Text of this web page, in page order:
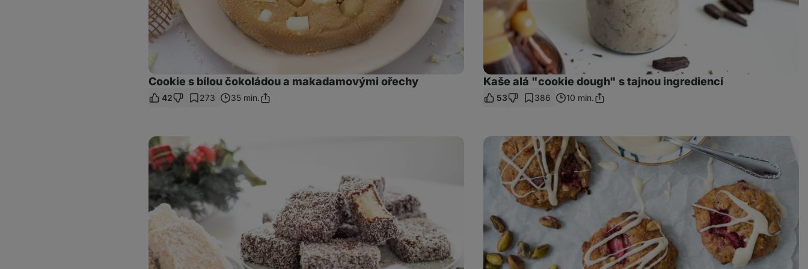
Cookie s bílou čokoládou a makadamovými ořechy
42 273 35 min.Sdílet
Kaše alá "cookie dough" s tajnou ingrediencí
53 386 10 min.Sdílet
Vánoční
kokosoví
ježci
Jahodové
sušenky
bílou
čokoládou